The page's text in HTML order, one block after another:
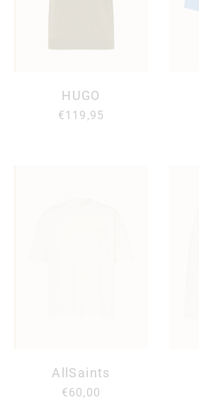
HUGO
€119,95
AllSaints
€60,00